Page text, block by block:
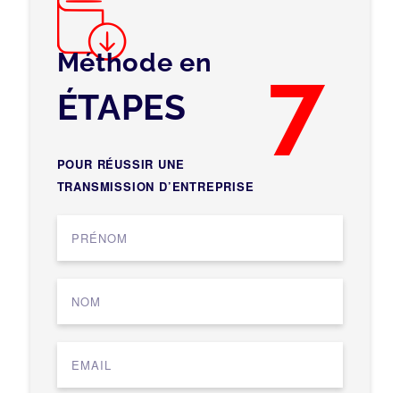
Méthode en 7
ÉTAPES
POUR RÉUSSIR UNE
TRANSMISSION D’ENTREPRISE